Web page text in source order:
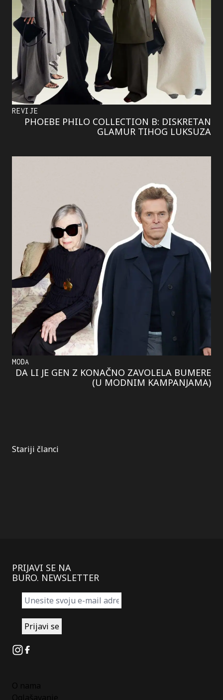
REVIJE
PHOEBE PHILO COLLECTION B: DISKRETAN
GLAMUR TIHOG LUKSUZA
MODA
DA LI JE GEN Z KONAČNO ZAVOLELA BUMERE
(U MODNIM KAMPANJAMA)
Kretanje
Stariji članci
PRIJAVI SE NA
BURO. NEWSLETTER
Instagram
Facebook